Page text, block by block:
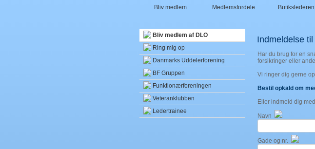
Bliv medlem Medlemsfordele Butikslederen
Bliv medlem af DLO
Ring mig op
Danmarks Uddelerforening
BF Gruppen
Funktionærforeningen
Veteranklubben
Ledertrainee
Indmeldelse
Har du brug for en
forsikringer eller
Vi ringer dig gerne
Bestil opkald om
Eller indmeld dig
Navn
Gade og nr.